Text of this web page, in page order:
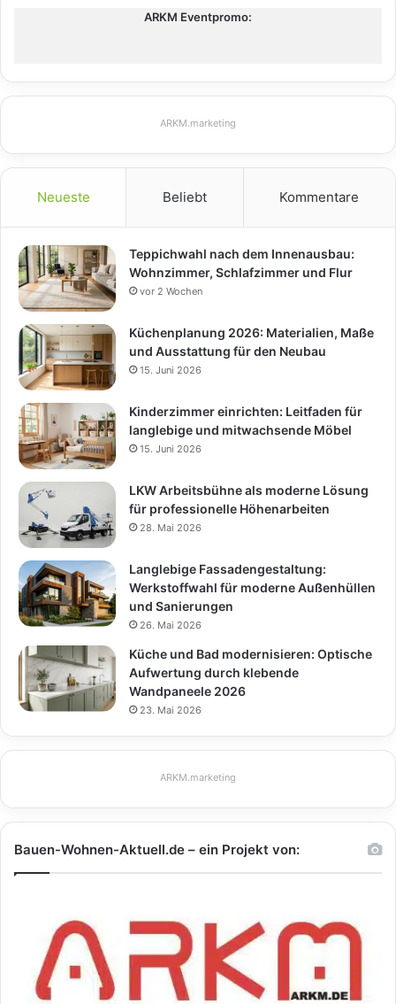
ARKM Eventpromo:
ARKM.marketing
Neueste Beliebt Kommentare
Teppichwahl nach dem Innenausbau:
Wohnzimmer, Schlafzimmer und Flur
vor 2 Wochen
Küchenplanung 2026: Materialien, Maße
und Ausstattung für den Neubau
15. Juni 2026
Kinderzimmer einrichten: Leitfaden für
langlebige und mitwachsende Möbel
15. Juni 2026
LKW Arbeitsbühne als moderne Lösung
für professionelle Höhenarbeiten
28. Mai 2026
Langlebige Fassadengestaltung:
Werkstoffwahl für moderne Außenhüllen
und Sanierungen
26. Mai 2026
Küche und Bad modernisieren: Optische
Aufwertung durch klebende
Wandpaneele 2026
23. Mai 2026
ARKM.marketing
Bauen-Wohnen-Aktuell.de – ein Projekt von: